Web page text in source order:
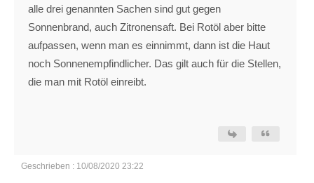
alle drei genannten Sachen sind gut gegen
Sonnenbrand, auch Zitronensaft. Bei Rotöl aber bitte
aufpassen, wenn man es einnimmt, dann ist die Haut
noch Sonnenempfindlicher. Das gilt auch für die Stellen,
die man mit Rotöl einreibt.
Geschrieben : 10/08/2020 23:22